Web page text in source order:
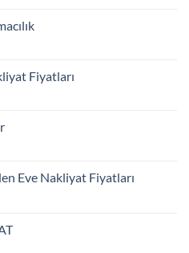
Fiyatları
Eve Nakliyat Fiyatları